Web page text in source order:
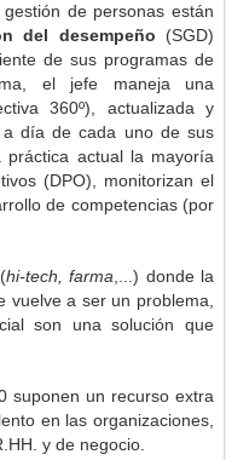
de personas están
del desempeño (SGD)
de sus programas de
el jefe maneja una
360º), actualizada y
día de cada uno de sus
práctica actual la mayoría
(DPO), monitorizan el
de competencias (por
hi-tech, farma ,...) donde la
vuelve a ser un problema,
son una solución que
suponen un recurso extra
en las organizaciones,
y de negocio.